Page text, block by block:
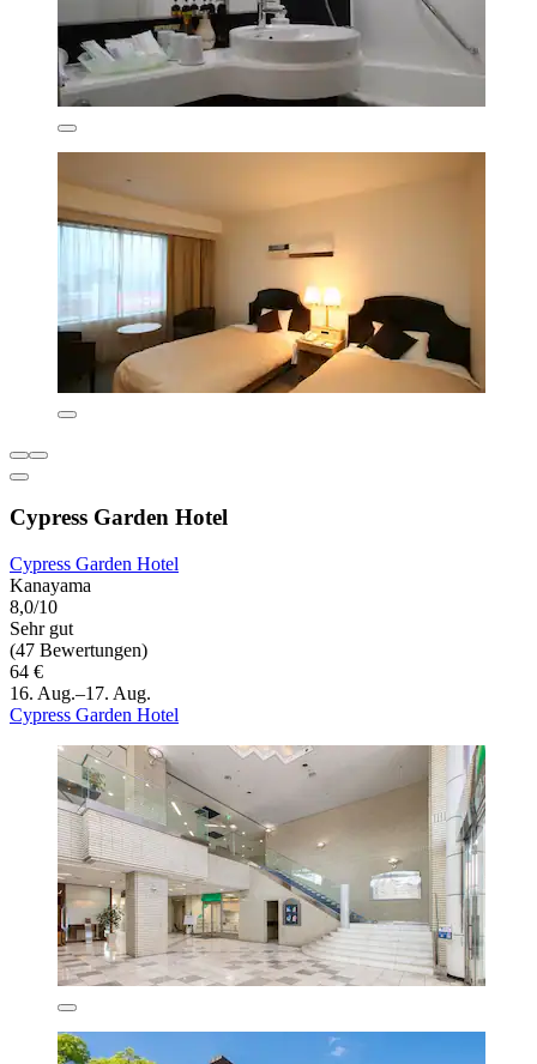
Cypress Garden Hotel
Cypress Garden Hotel
Kanayama
8,0/10
Sehr gut
(47 Bewertungen)
64 €
16. Aug.–17. Aug.
Cypress Garden Hotel